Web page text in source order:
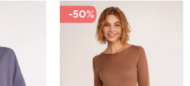
-50%